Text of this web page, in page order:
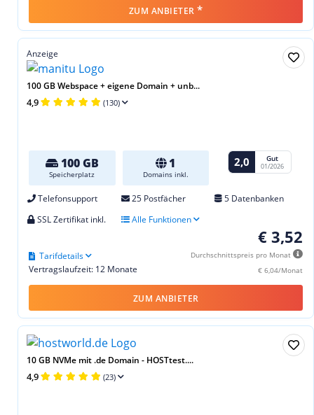
ZUM ANBIETER *
Anzeige
100 GB Webspace + eigene Domain + unb...
4,9 (130)
100 GB
Speicherplatz
1
Domains inkl.
2,0 Gut
01/2026
Telefonsupport 25 Postfächer
5 Datenbanken
SSL Zertifikat inkl.
Alle Funktionen
€ 3,52
Durchschnittspreis pro Monat
€ 6,04/Monat
Vertragslaufzeit: 12 Monate
Tarifdetails
ZUM ANBIETER
10 GB NVMe mit .de Domain - HOSTtest....
4,9 (23)